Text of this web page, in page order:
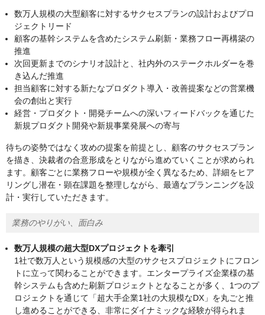
数万人規模の大型顧客に対するサクセスプランの設計およびプロ
ジェクトリード
顧客の基幹システムを含めたシステム刷新・業務フロー再構築の
推進
次回更新までのシナリオ設計と、社内外のステークホルダーを巻
き込んだ推進
担当顧客に対する新たなプロダクト導入・改善提案などの営業機
会の創出と実行
経営・プロダクト・開発チームへの深いフィードバックを通じた
新規プロダクト開発や新規事業発展への寄与
待ちの姿勢ではなく攻めの提案を前提とし、顧客のサクセスプラン
を描き、決裁者の合意形成をとりながら進めていくことが求められ
ます。顧客ごとに業務フローや規模が全く異なるため、詳細をヒア
リングし潜在・顕在課題を整理しながら、最適なプランニングを設
計・実行していただきます。
業務のやりがい、面白み
数万人規模の超大型DXプロジェクトを牽引
1社で数万人という規模感の大型のサクセスプロジェクトにフロン
トに立って関わることができます。エンタープライズ企業様の基
幹システムも含めた刷新プロジェクトとなることが多く、1つのプ
ロジェクトを通じて「超大手企業1社の大規模なDX」を丸ごと推
し進めることができる、非常にダイナミックな経験が得られま